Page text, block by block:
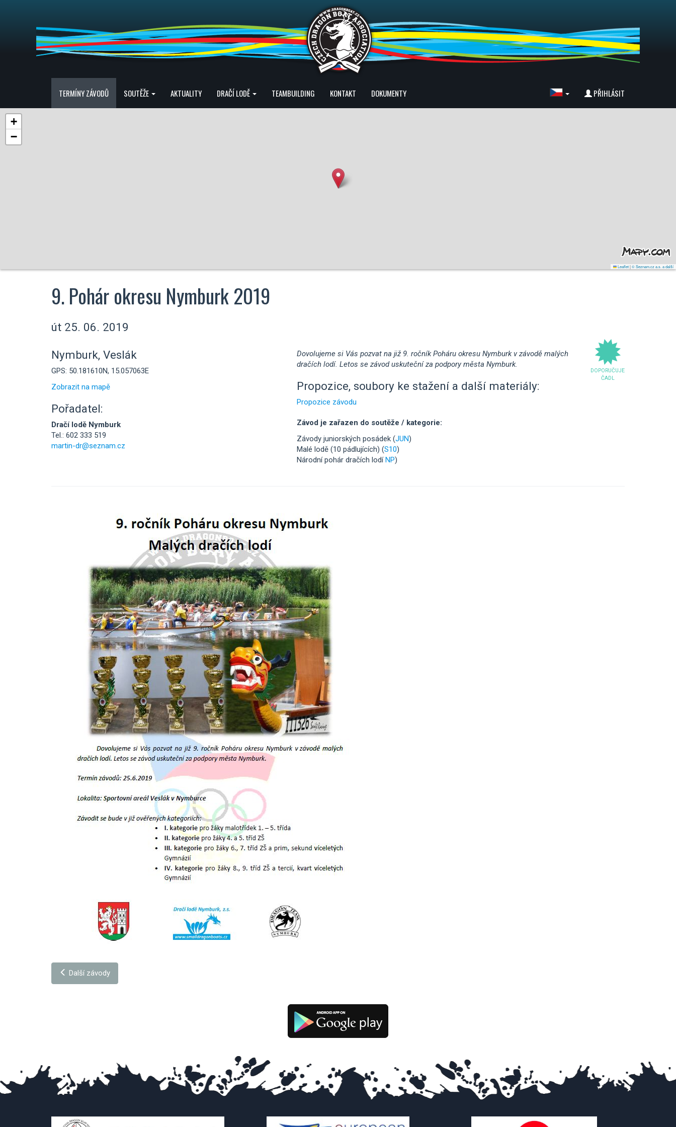
TERMÍNY ZÁVODŮ SOUTĚŽE AKTUALITY DRAČÍ LODĚ TEAMBUILDING KONTAKT DOKUMENTY PŘIHLÁSIT
+
−
Leaflet|© Seznam.cz a.s. a další
9. Pohár okresu Nymburk 2019
út 25. 06. 2019
Nymburk, Veslák
GPS: 50.181610N, 15.057063E
Zobrazit na mapě
Pořadatel:
Dračí lodě Nymburk
Tel.: 602 333 519
martin-dr@seznam.cz
DOPORUČUJE
ČADL
Dovolujeme si Vás pozvat na již 9. ročník Poháru okresu Nymburk v závodě malých
dračích lodí. Letos se závod uskuteční za podpory města Nymburk.
Propozice, soubory ke stažení a další materiály:
Propozice závodu
Závod je zařazen do soutěže / kategorie:
Závody juniorských posádek (JUN)
Malé lodě (10 pádlujících) (S10)
Národní pohár dračích lodíNP)
Další závody